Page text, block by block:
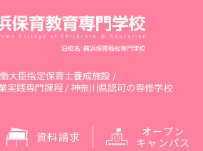
大臣指定保育士養成施設 /
実践専門課程 / 神奈川県認可の専修学校
資料請求 オープン
キャンパス